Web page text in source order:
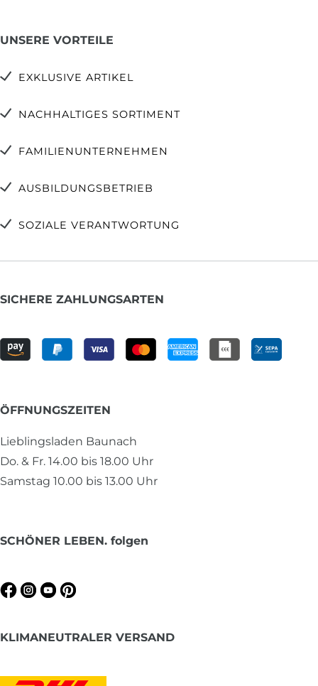
UNSERE VORTEILE
EXKLUSIVE ARTIKEL
NACHHALTIGES SORTIMENT
FAMILIENUNTERNEHMEN
AUSBILDUNGSBETRIEB
SOZIALE VERANTWORTUNG
SICHERE ZAHLUNGSARTEN
ÖFFNUNGSZEITEN
Lieblingsladen Baunach
Do. & Fr. 14.00 bis 18.00 Uhr
Samstag 10.00 bis 13.00 Uhr
SCHÖNER LEBEN. folgen
KLIMANEUTRALER VERSAND